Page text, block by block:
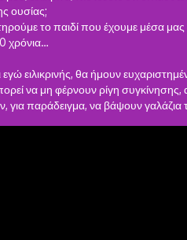
ουσίας;
το παιδί που έχουμε μέσα
χρόνια…
εγώ ειλικρινής, θα ήμουν
να μη φέρνουν ρίγη
για παράδειγμα, να βάψουν